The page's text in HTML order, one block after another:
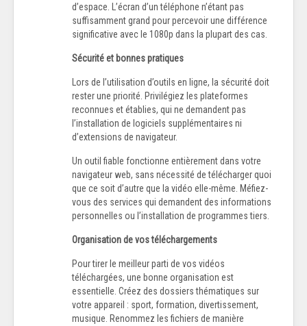
d’espace. L’écran d’un téléphone n’étant pas
suffisamment grand pour percevoir une différence
significative avec le 1080p dans la plupart des cas.
Sécurité et bonnes pratiques
Lors de l’utilisation d’outils en ligne, la sécurité doit
rester une priorité. Privilégiez les plateformes
reconnues et établies, qui ne demandent pas
l’installation de logiciels supplémentaires ni
d’extensions de navigateur.
Un outil fiable fonctionne entièrement dans votre
navigateur web, sans nécessité de télécharger quoi
que ce soit d’autre que la vidéo elle-même. Méfiez-
vous des services qui demandent des informations
personnelles ou l’installation de programmes tiers.
Organisation de vos téléchargements
Pour tirer le meilleur parti de vos vidéos
téléchargées, une bonne organisation est
essentielle. Créez des dossiers thématiques sur
votre appareil : sport, formation, divertissement,
musique. Renommez les fichiers de manière